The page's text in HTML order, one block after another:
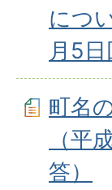
につ
月5日
町名
（平
答）